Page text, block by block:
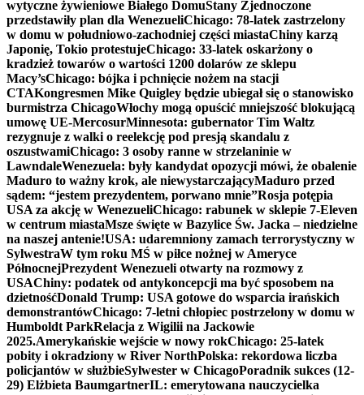
wytyczne żywieniowe Białego DomuStany Zjednoczone
przedstawiły plan dla WenezueliChicago: 78-latek zastrzelony
w domu w południowo-zachodniej części miastaChiny karzą
Japonię, Tokio protestujeChicago: 33-latek oskarżony o
kradzież towarów o wartości 1200 dolarów ze sklepu
Macy’sChicago: bójka i pchnięcie nożem na stacji
CTAKongresmen Mike Quigley będzie ubiegał się o stanowisko
burmistrza ChicagoWłochy mogą opuścić mniejszość blokującą
umowę UE-MercosurMinnesota: gubernator Tim Waltz
rezygnuje z walki o reelekcję pod presją skandalu z
oszustwamiChicago: 3 osoby ranne w strzelaninie w
LawndaleWenezuela: były kandydat opozycji mówi, że obalenie
Maduro to ważny krok, ale niewystarczającyMaduro przed
sądem: “jestem prezydentem, porwano mnie”Rosja potępia
USA za akcję w WenezueliChicago: rabunek w sklepie 7-Eleven
w centrum miastaMsze święte w Bazylice Św. Jacka – niedzielne
na naszej antenie!USA: udaremniony zamach terrorystyczny w
SylwestraW tym roku MŚ w piłce nożnej w Ameryce
PółnocnejPrezydent Wenezueli otwarty na rozmowy z
USAChiny: podatek od antykoncepcji ma być sposobem na
dzietnośćDonald Trump: USA gotowe do wsparcia irańskich
demonstrantówChicago: 7-letni chłopiec postrzelony w domu w
Humboldt ParkRelacja z Wigilii na Jackowie
2025.Amerykańskie wejście w nowy rokChicago: 25-latek
pobity i okradziony w River NorthPolska: rekordowa liczba
policjantów w służbieSylwester w ChicagoPoradnik sukces (12-
29) Elżbieta BaumgartnerIL: emerytowana nauczycielka